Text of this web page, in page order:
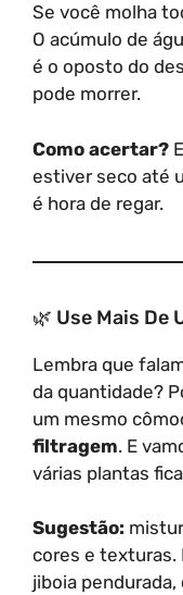
Se você molha
O acúmulo de
é o oposto do
pode morrer.
Como acertar?
estiver seco até
é hora de regar.
🌿 Use Mais De
Lembra que
da quantidade?
um mesmo
filtragem. E
várias plantas
Sugestão:
cores e texturas.
jiboia